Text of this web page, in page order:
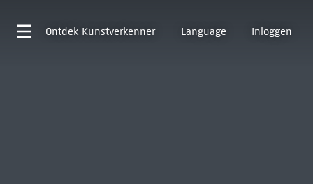
Ontdek Kunstverkenner Language Inloggen